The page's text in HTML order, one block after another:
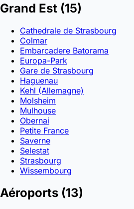
Grand Est (15)
Cathedrale de Strasbourg
Colmar
Embarcadere Batorama
Europa-Park
Gare de Strasbourg
Haguenau
Kehl (Allemagne)
Molsheim
Mulhouse
Obernai
Petite France
Saverne
Selestat
Strasbourg
Wissembourg
Aéroports (13)